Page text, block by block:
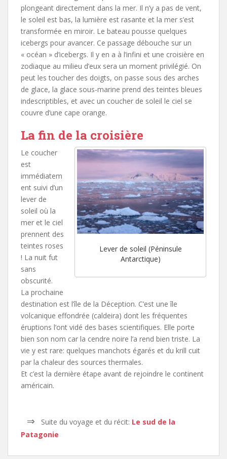
plongeant directement dans la mer. Il n’y a pas de vent,
le soleil est bas, la lumière est rasante et la mer s’est
transformée en miroir. Le bateau pousse quelques
icebergs pour avancer. Ce passage débouche sur un
« océan » d’icebergs. Il y en a à l’infini et une croisière en
zodiaque au milieu d’eux sera un moment privilégié. On
peut les toucher des doigts, on passe sous des arches
de glace, la glace sous-marine prend des teintes bleues
indescriptibles, et avec un coucher de soleil le ciel se
couvre d’une cape orange.
La fin de la croisière
Lever de soleil (Péninsule
Antarctique)
Le coucher
est
immédiatem
ent suivi d’un
lever de
soleil où la
mer et le ciel
prennent des
teintes roses
! La nuit fut
sans
obscurité.
La prochaine
destination est l’île de la Déception. C’est une île
volcanique effondrée (caldeira) dont les fréquentes
éruptions l’ont vidé des bases scientifiques. Elle porte
bien son nom car la cendre noire l’a rend bien triste. La
vie y est rare: quelques manchots égarés et du krill cuit
par la chaleur des sources thermales.
Et c’est la dernière étape avant de rejoindre le continent
américain.
⇒ Suite du voyage et du récit: Le sud de la
Patagonie